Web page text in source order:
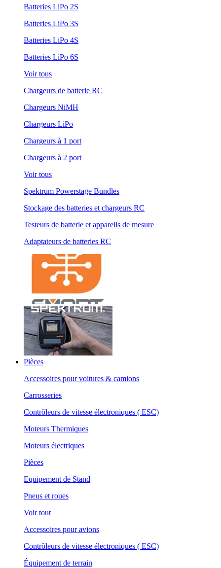
Batteries LiPo 2S
Batteries LiPo 3S
Batteries LiPo 4S
Batteries LiPo 6S
Voir tous
Chargeurs de batterie RC
Chargeurs NiMH
Chargeurs LiPo
Chargeurs à 1 port
Chargeurs à 2 port
Voir tous
Spektrum Powerstage Bundles
Stockage des batteries et chargeurs RC
Testeurs de batterie et appareils de mesure
Adaptateurs de batteries RC
Pièces
Accessoires pour voitures & camions
Carrosseries
Contrôleurs de vitesse électroniques ( ESC)
Moteurs Thermiques
Moteurs électriques
Pièces
Equipement de Stand
Pneus et roues
Voir tout
Accessoires pour avions
Contrôleurs de vitesse électroniques ( ESC)
Équipement de terrain